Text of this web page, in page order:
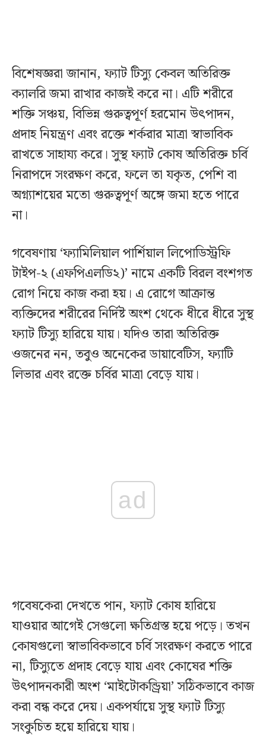
বিশেষজ্ঞরা জানান, ফ্যাট টিস্যু কেবল অতিরিক্ত
ক্যালরি জমা রাখার কাজই করে না। এটি শরীরে
শক্তি সঞ্চয়, বিভিন্ন গুরুত্বপূর্ণ হরমোন উৎপাদন,
প্রদাহ নিয়ন্ত্রণ এবং রক্তে শর্করার মাত্রা স্বাভাবিক
রাখতে সাহায্য করে। সুস্থ ফ্যাট কোষ অতিরিক্ত চর্বি
নিরাপদে সংরক্ষণ করে, ফলে তা যকৃত, পেশি বা
অগ্ন্যাশয়ের মতো গুরুত্বপূর্ণ অঙ্গে জমা হতে পারে
না।
গবেষণায় ‘ফ্যামিলিয়াল পার্শিয়াল লিপোডিস্ট্রফি
টাইপ-২ (এফপিএলডি২)’ নামে একটি বিরল বংশগত
রোগ নিয়ে কাজ করা হয়। এ রোগে আক্রান্ত
ব্যক্তিদের শরীরের নির্দিষ্ট অংশ থেকে ধীরে ধীরে সুস্থ
ফ্যাট টিস্যু হারিয়ে যায়। যদিও তারা অতিরিক্ত
ওজনের নন, তবুও অনেকের ডায়াবেটিস, ফ্যাটি
লিভার এবং রক্তে চর্বির মাত্রা বেড়ে যায়।
ad
গবেষকেরা দেখতে পান, ফ্যাট কোষ হারিয়ে
যাওয়ার আগেই সেগুলো ক্ষতিগ্রস্ত হয়ে পড়ে। তখন
কোষগুলো স্বাভাবিকভাবে চর্বি সংরক্ষণ করতে পারে
না, টিস্যুতে প্রদাহ বেড়ে যায় এবং কোষের শক্তি
উৎপাদনকারী অংশ ‘মাইটোকন্ড্রিয়া’ সঠিকভাবে কাজ
করা বন্ধ করে দেয়। একপর্যায়ে সুস্থ ফ্যাট টিস্যু
সংকুচিত হয়ে হারিয়ে যায়।